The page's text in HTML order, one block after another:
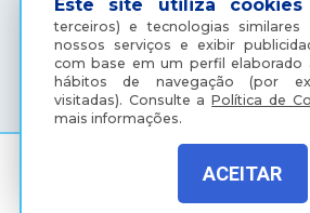
Este site utiliza cookies
terceiros) e tecnologias similares
nossos serviços e exibir
com base em um perfil elaborado
hábitos de navegação (por
visitadas). Consulte aPolítica de
mais informações.
ACEITAR
(18) 3607-
Rua Coelho Neto, 73, Vila São Paulo,